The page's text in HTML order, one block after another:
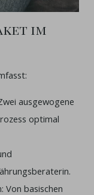
im
ausgewogene
optimal
Von basischen